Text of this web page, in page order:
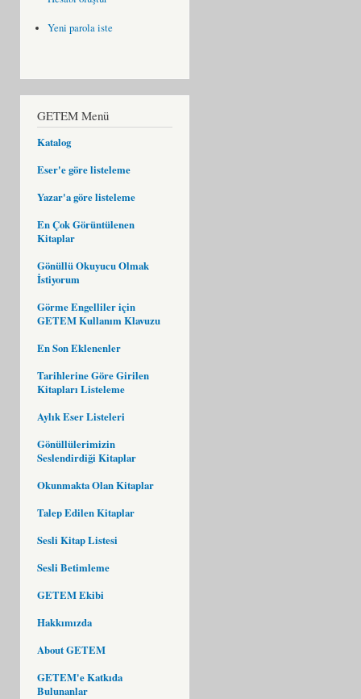
Yeni parola iste
GETEM Menü
Katalog
Eser'e göre listeleme
Yazar'a göre listeleme
En Çok Görüntülenen
Kitaplar
Gönüllü Okuyucu Olmak
İstiyorum
Görme Engelliler için
GETEM Kullanım Klavuzu
En Son Eklenenler
Tarihlerine Göre Girilen
Kitapları Listeleme
Aylık Eser Listeleri
Gönüllülerimizin
Seslendirdiği Kitaplar
Okunmakta Olan Kitaplar
Talep Edilen Kitaplar
Sesli Kitap Listesi
Sesli Betimleme
GETEM Ekibi
Hakkımızda
About GETEM
GETEM'e Katkıda
Bulunanlar